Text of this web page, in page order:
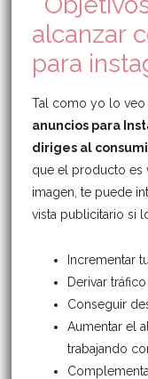
alcanzar
para
Tal como yo lo veo
anuncios para
diriges al
que el producto es
imagen, te puede
vista publicitario si
Incrementar
Derivar
Conseguir
Aumentar el
trabajando